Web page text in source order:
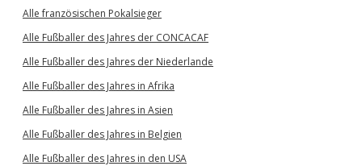
Alle französischen Pokalsieger
Alle Fußballer des Jahres der CONCACAF
Alle Fußballer des Jahres der Niederlande
Alle Fußballer des Jahres in Afrika
Alle Fußballer des Jahres in Asien
Alle Fußballer des Jahres in Belgien
Alle Fußballer des Jahres in den USA